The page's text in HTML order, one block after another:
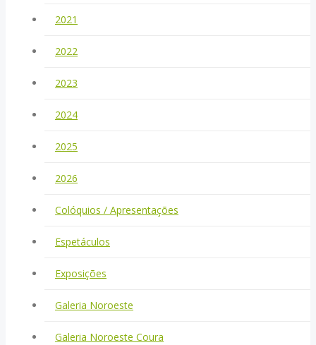
2021
2022
2023
2024
2025
2026
Colóquios / Apresentações
Espetáculos
Exposições
Galeria Noroeste
Galeria Noroeste Coura